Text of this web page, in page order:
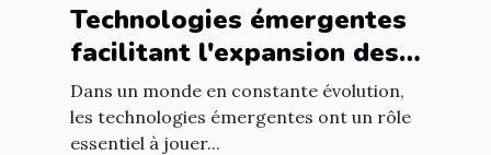
Technologies émergentes
facilitant l'expansion des
entreprises
Dans un monde en constante évolution,
les technologies émergentes ont un rôle
essentiel à jouer...